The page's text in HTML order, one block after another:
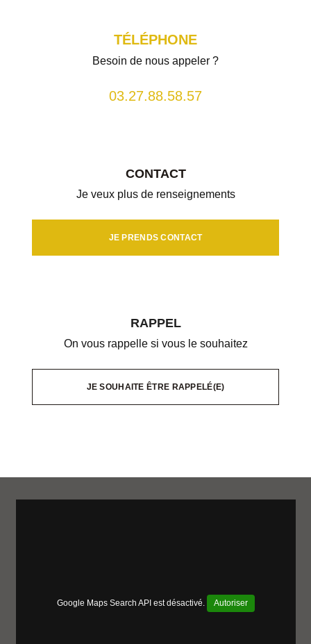
TÉLÉPHONE
Besoin de nous appeler ?
03.27.88.58.57
CONTACT
Je veux plus de renseignements
JE PRENDS CONTACT
RAPPEL
On vous rappelle si vous le souhaitez
JE SOUHAITE ÊTRE RAPPELÉ(E)
Google Maps Search API est désactivé. Autoriser